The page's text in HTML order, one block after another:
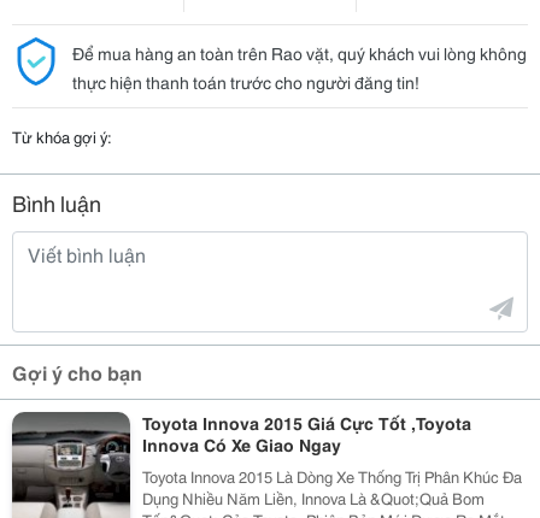
Để mua hàng an toàn trên Rao vặt, quý khách vui lòng không
thực hiện thanh toán trước cho người đăng tin!
Từ khóa gợi ý:
Bình luận
Gợi ý cho bạn
Toyota Innova 2015 Giá Cực Tốt ,Toyota
Innova Có Xe Giao Ngay
Toyota Innova 2015 Là Dòng Xe Thống Trị Phân Khúc Đa
Dụng Nhiều Năm Liền, Innova Là &Quot;Quả Bom